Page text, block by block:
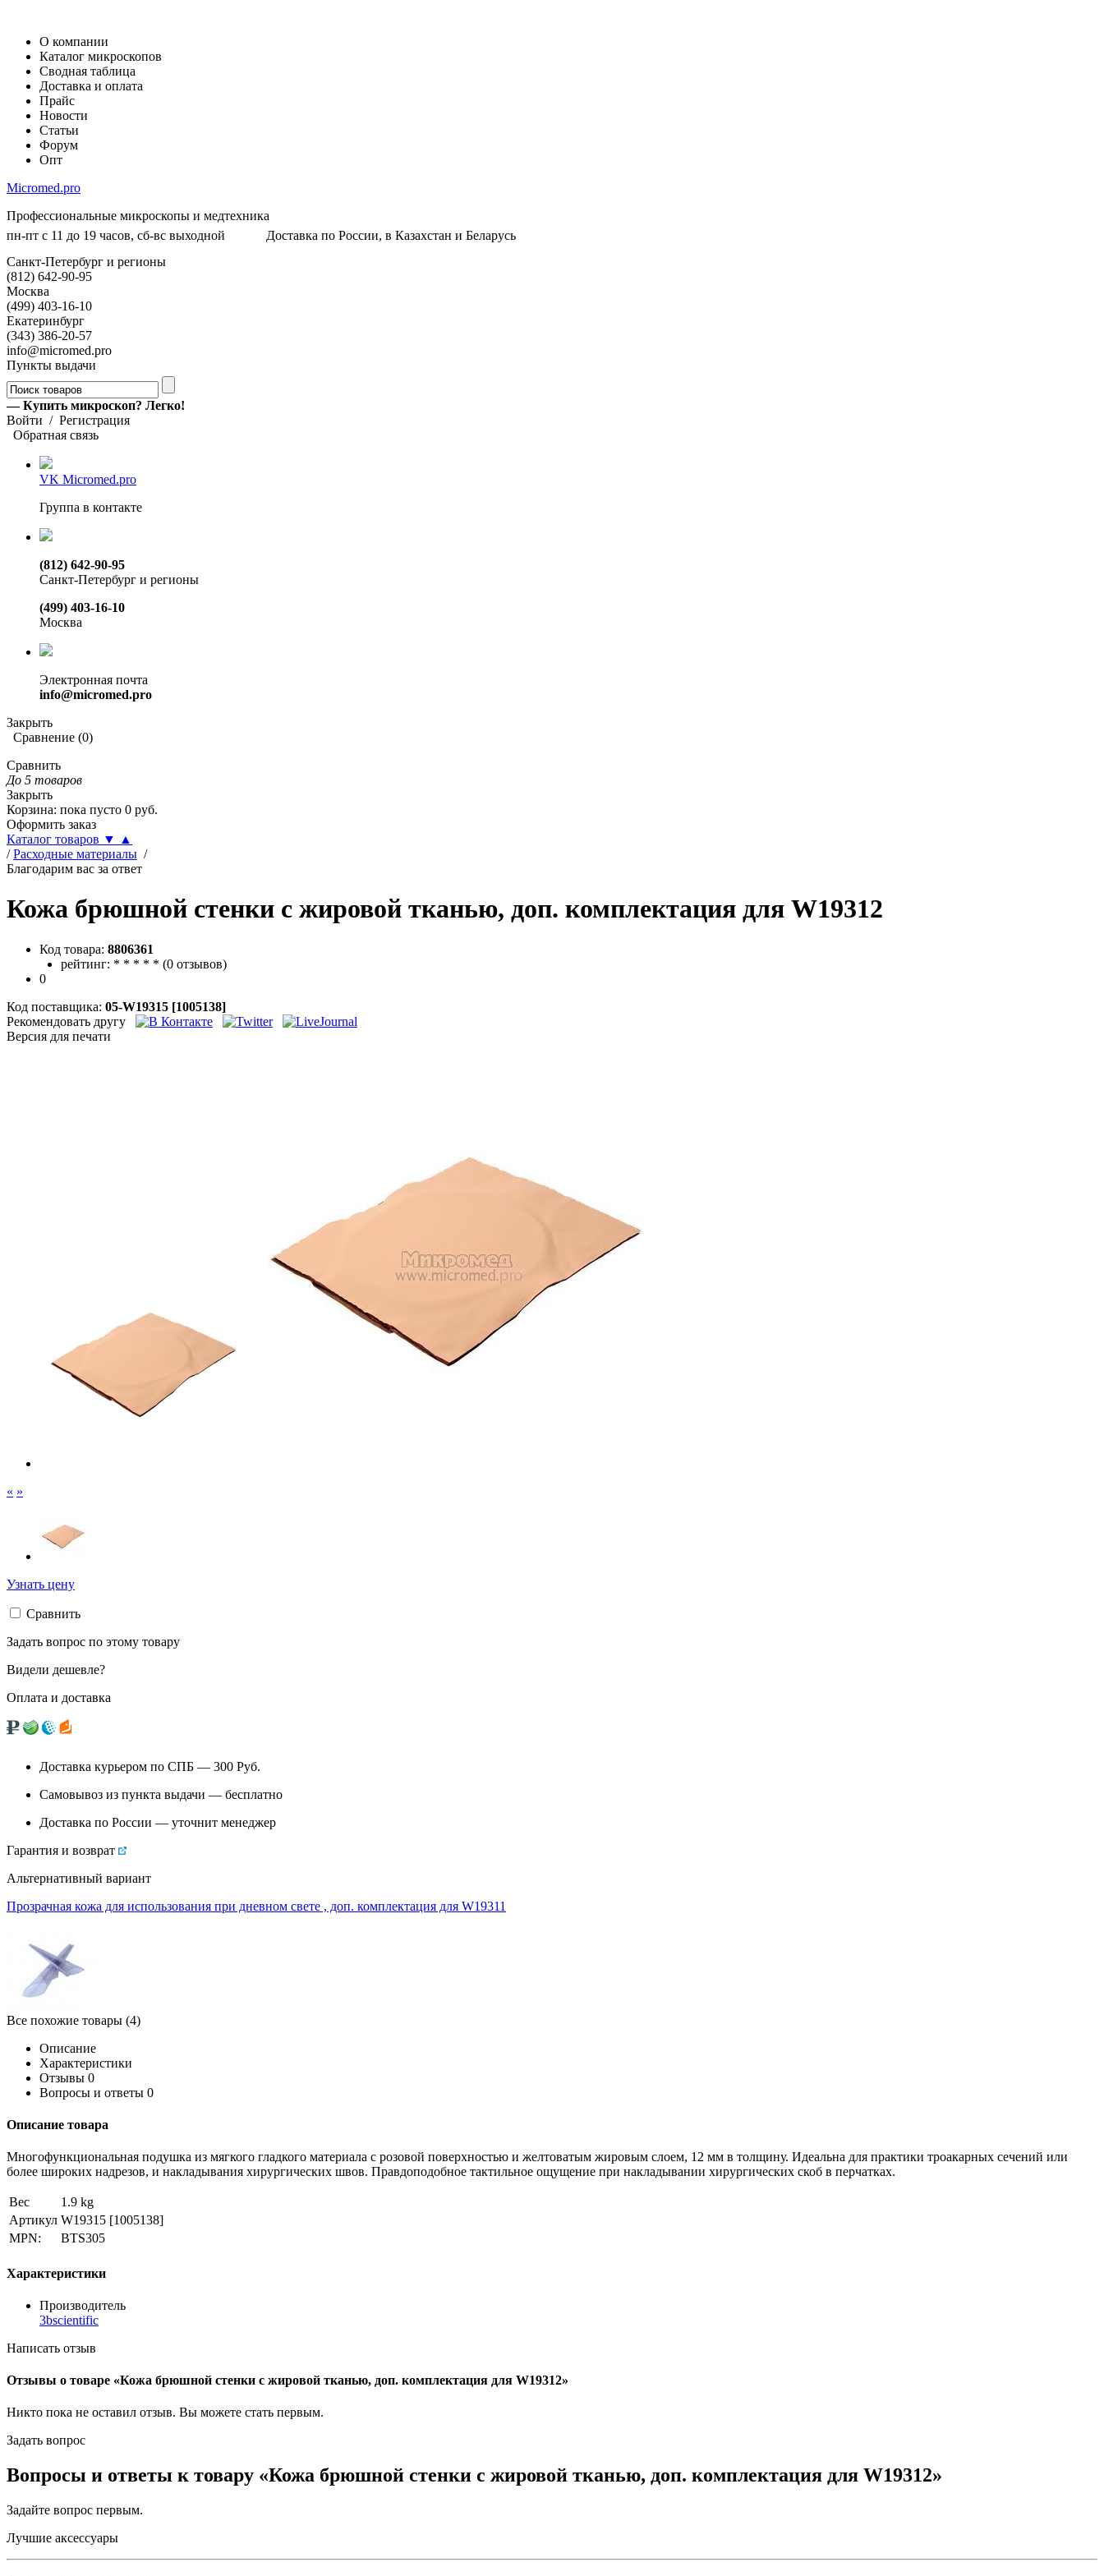
О компании
Каталог микроскопов
Сводная таблица
Доставка и оплата
Прайс
Новости
Статьи
Форум
Опт
Micromed.pro
Профессиональные микроскопы и медтехника
пн-пт с 11 до 19 часов, сб-вс выходной
Доставка по России, в Казахстан и Беларусь
Санкт-Петербург и регионы
(812) 642-90-95
Москва
(499) 403-16-10
Екатеринбург
(343) 386-20-57
info@micromed.pro
Пункты выдачи
— Купить микроскоп? Легко!
Войти / Регистрация
Обратная связь
VK Micromed.pro
Группа в контакте
(812) 642-90-95
Санкт-Петербург и регионы
(499) 403-16-10
Москва
Электронная почта
info@micromed.pro
Закрыть
Сравнение (0)
Сравнить
До 5 товаров
Закрыть
Корзина: пока пусто 0 руб.
Оформить заказ
Каталог товаров ▼
▲
/ Расходные материалы /
Благодарим вас за ответ
Кожа брюшной стенки с жировой тканью, доп. комплектация для W19312
Код товара: 8806361
рейтинг: * * * * * (0 отзывов)
0
Код поставщика: 05-W19315 [1005138]
Рекомендовать другу
Версия для печати
« »
Узнать цену
Сравнить
Задать вопрос по этому товару
Видели дешевле?
Оплата и доставка
Доставка курьером по СПБ — 300 Руб.
Самовывоз из пункта выдачи — бесплатно
Доставка по России — уточнит менеджер
Гарантия и возврат
Альтернативный вариант
Прозрачная кожа для использования при дневном свете , доп. комплектация для W19311
Все похожие товары (4)
Описание
Характеристики
Отзывы 0
Вопросы и ответы 0
Описание товара
Многофункциональная подушка из мягкого гладкого материала с розовой поверхностью и желтоватым жировым слоем, 12 мм в толщину. Идеальна для практики троакарных сечений или
более широких надрезов, и накладывания хирургических швов. Правдоподобное тактильное ощущение при накладывании хирургических скоб в перчатках.
Вес
1.9 kg
Артикул W19315 [1005138]
MPN:
BTS305
Характеристики
Производитель
3bscientific
Написать отзыв
Отзывы о товаре «Кожа брюшной стенки с жировой тканью, доп. комплектация для W19312»
Никто пока не оставил отзыв. Вы можете стать первым.
Задать вопрос
Вопросы и ответы к товару «Кожа брюшной стенки с жировой тканью, доп. комплектация для W19312»
Задайте вопрос первым.
Лучшие аксессуары